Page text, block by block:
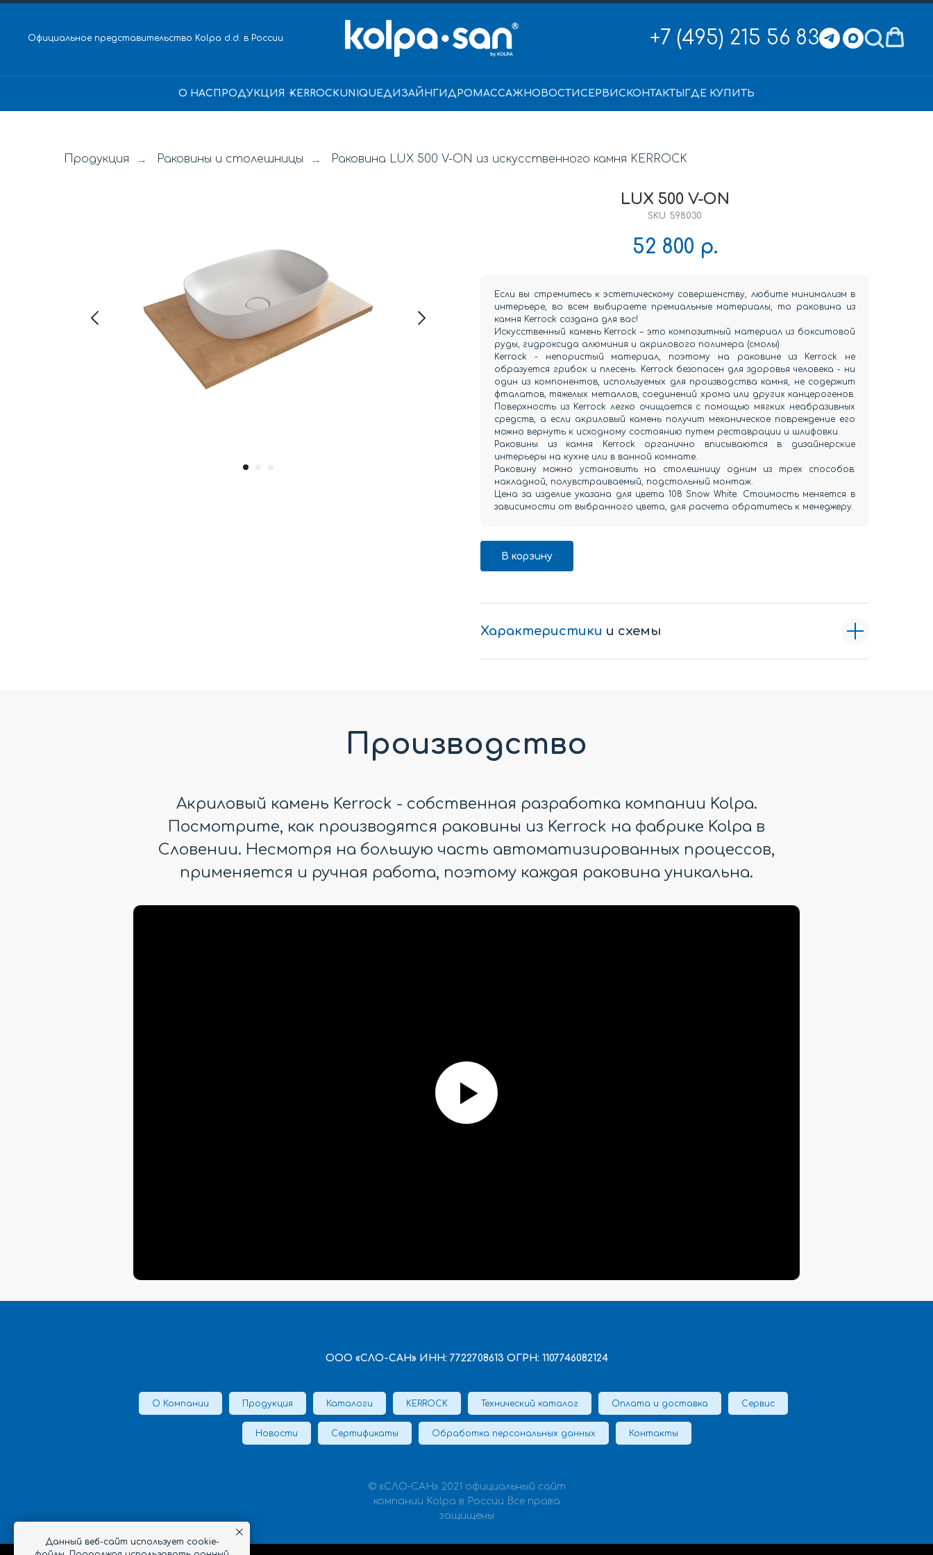
Официальное представительство Kolpa d.d. в России +7 (495) 215 56 83
О НАС ПРОДУКЦИЯ KERROCKUNIQUEДИЗАЙН ГИДРОМАССАЖ НОВОСТИ СЕРВИС КОНТАКТЫ ГДЕ КУПИТЬ
Продукция → Раковины и столешницы → Раковина LUX 500 V-ON из искусственного камня KERROCK
LUX 500 V-ON
SKU: 598030
52 800 р.
Если вы стремитесь к эстетическому совершенству, любите минимализм в
интерьере, во всем выбираете премиальные материалы, то раковина из
камня Kerrock создана для вас!
Искусственный камень Kerrock – это композитный материал из бокситовой
руды, гидроксида алюминия и акрилового полимера (смолы).
Kerrock - непористый материал, поэтому на раковине из Kerrock не
образуется грибок и плесень. Kerrock безопасен для здоровья человека - ни
один из компонентов, используемых для производства камня, не содержит
фталатов, тяжелых металлов, соединений хрома или других канцерогенов.
Поверхность из Kerrock легко очищается с помощью мягких неабразивных
средств, а если акриловый камень получит механическое повреждение его
можно вернуть к исходному состоянию путем реставрации и шлифовки.
Раковины из камня Kerrock органично вписываются в дизайнерские
интерьеры на кухне или в ванной комнате.
Раковину можно установить на столешницу одним из трех способов:
накладной, полувстраиваемый, подстольный монтаж.
Цена за изделие указана для цвета 108 Snow White. Стоимость меняется в
зависимости от выбранного цвета, для расчета обратитесь к менеджеру.
В корзину
Характеристики и схемы
Производство
Акриловый камень Kerrock - собственная разработка компании Kolpa.
Посмотрите, как производятся раковины из Kerrock на фабрике Kolpa в
Словении. Несмотря на большую часть автоматизированных процессов,
применяется и ручная работа, поэтому каждая раковина уникальна.
ООО «СЛО-САН» ИНН: 7722708613 ОГРН: 1107746082124
О Компании Продукция Каталоги KERROCK Технический каталог Оплата и доставка Сервис
Новости Сертификаты Обработка персональных данных Контакты
© «СЛО-САН» 2021 официальный сайт
компании Kolpa в России Все права
защищены
Данный веб-сайт использует cookie-